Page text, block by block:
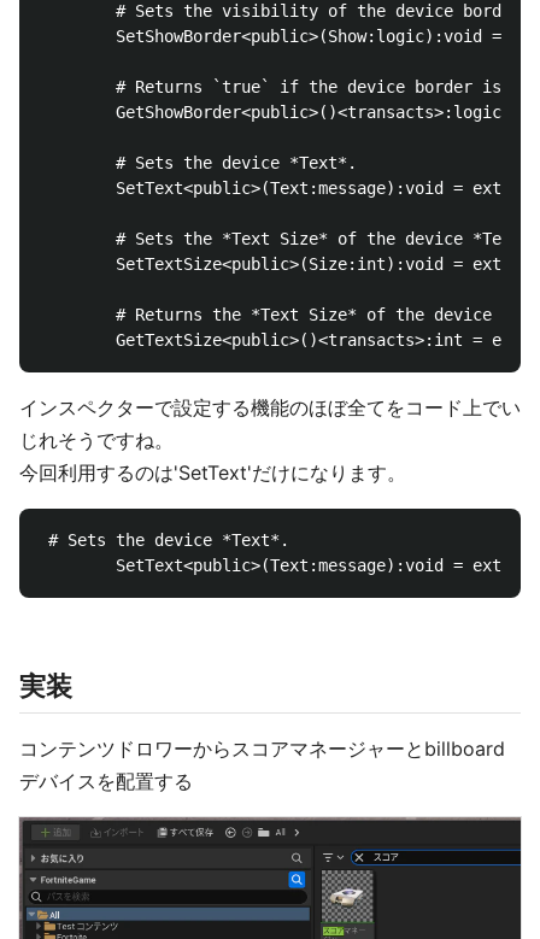
# Sets the visibility of the device border
SetShowBorder<public>(Show:logic):void =
# Returns `true` if the device border is
GetShowBorder<public>()<transacts>:logic =
        # Sets the device *Text*.
SetText<public>(Text:message):void =
# Sets the *Text Size* of the device
SetTextSize<public>(Size:int):void =
# Returns the *Text Size* of the device
インスペクターで設定する機能のほぼ全てをコード上でい
じれそうですね。
今回利用するのは'SetText'だけになります。
# Sets the device *Text*.
実装
コンテンツドロワーからスコアマネージャーとbillboard
デバイスを配置する